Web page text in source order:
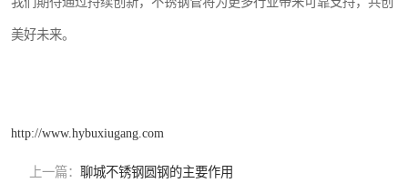
美好未来。
http://www.hybuxiugang.com
上一篇： 聊城不锈钢圆钢的主要作用